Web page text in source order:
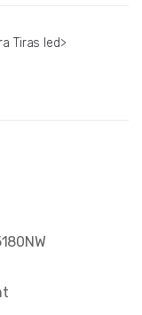
Tiras led>